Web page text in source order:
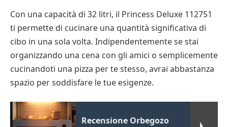
Con una capacità di 32 litri, il Princess Deluxe 112751
ti permette di cucinare una quantità significativa di
cibo in una sola volta. Indipendentemente se stai
organizzando una cena con gli amici o semplicemente
cucinandoti una pizza per te stesso, avrai abbastanza
spazio per soddisfare le tue esigenze.
Recensione Orbegozo